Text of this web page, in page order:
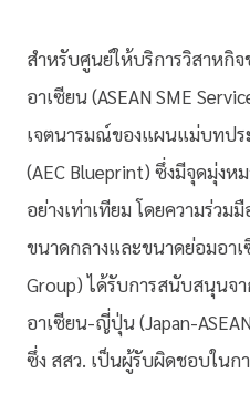
สำหรับศูนย์ให้บริการวิสาหกิจ
อาเซียน (ASEAN SME
เจตนารมณ์ของแผนแม่บทปร
(AEC Blueprint) ซึ่งมีจุดมุ่งห
อย่างเท่าเทียม โดยความร่วม
ขนาดกลางและขนาดย่อมอาเ
Group) ได้รับการสนับสนุนจ
อาเซียน-ญี่ปุ่น (Japan-
ซึ่ง สสว. เป็นผู้รับผิดชอบในก